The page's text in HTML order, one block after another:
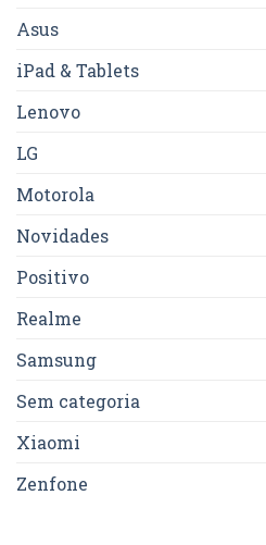
Asus
iPad & Tablets
Lenovo
LG
Motorola
Novidades
Positivo
Realme
Samsung
Sem categoria
Xiaomi
Zenfone